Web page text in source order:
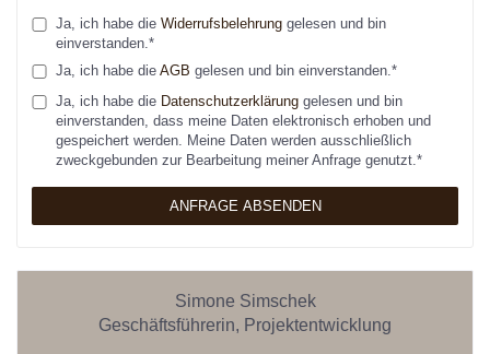
Ja, ich habe die Widerrufsbelehrung gelesen und bin
einverstanden.*
Ja, ich habe die AGB gelesen und bin einverstanden.*
Ja, ich habe die Datenschutzerklärung gelesen und bin
einverstanden, dass meine Daten elektronisch erhoben und
gespeichert werden. Meine Daten werden ausschließlich
zweckgebunden zur Bearbeitung meiner Anfrage genutzt.*
ANFRAGE ABSENDEN
Simone Simschek
Geschäftsführerin, Projektentwicklung